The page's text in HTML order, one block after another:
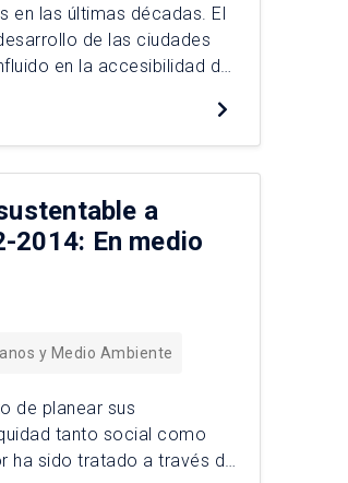
en las últimas décadas. El
de las ciudades
en la accesibilidad de
a
2014: En medio
y Medio Ambiente
de planear sus
tanto social como
ha sido tratado a través de